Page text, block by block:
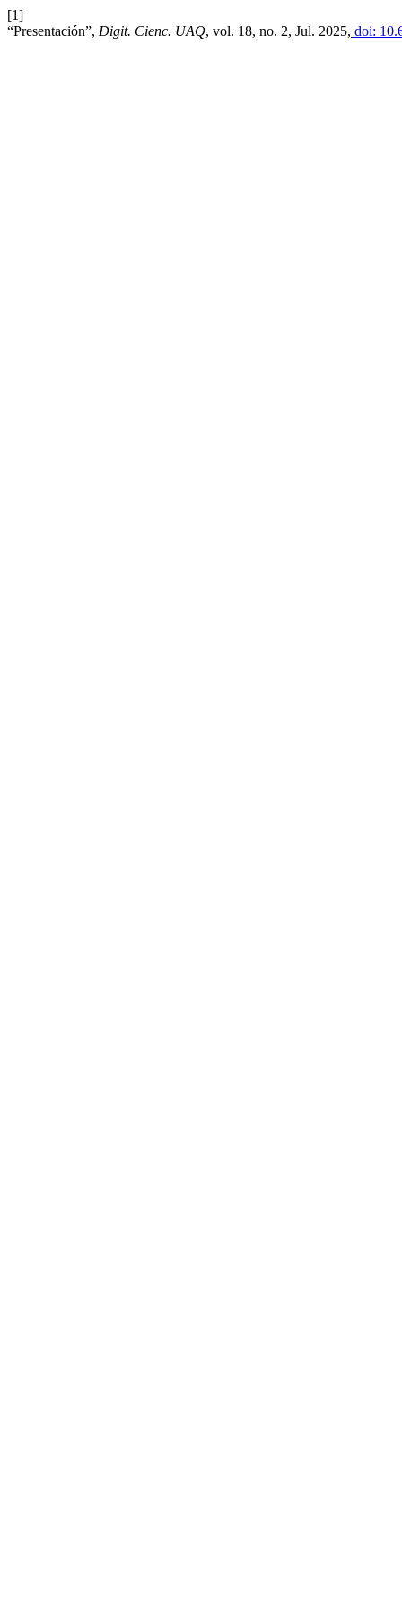
[1]
“Presentación”, Digit. Cienc. UAQ, vol. 18, no. 2, Jul. 2025, doi: